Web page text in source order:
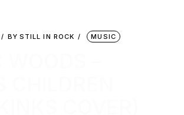
BY STILL IN ROCK MUSIC